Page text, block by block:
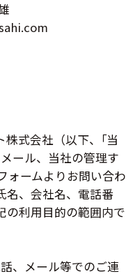
株式会社（以下、｢当
ール、当社の管理す
ォームよりお問い合わ
名、会社名、電話番
の利用目的の範囲内で
、メール等でのご連